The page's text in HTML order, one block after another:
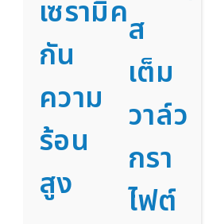
เซรามิค
กัน
ความ
ร้อน
สูง
ส
เต็ม
วาล์ว
กรา
ไฟต์